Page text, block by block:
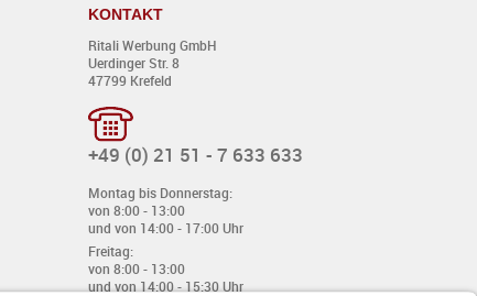
KONTAKT
Ritali Werbung GmbH
Uerdinger Str. 8
47799 Krefeld
+49 (0) 21 51 - 7 633 633
Montag bis Donnerstag:
von 8:00 - 13:00
und von 14:00 - 17:00 Uhr
Freitag:
von 8:00 - 13:00
und von 14:00 - 15:30 Uhr